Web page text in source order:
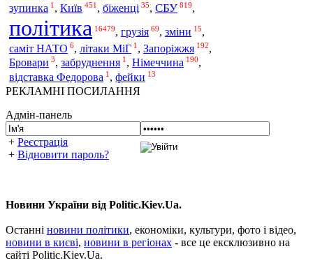
зупинка 1 , Київ 451 , біженці 35, СБУ 819,
політика 16479, грузія 69, зміни 15,
саміт НАТО 6, літаки МіГ 1 , Запоріжжя 192,
Бровари 3, забруднення 1, Німеччина 190,
відставка Федорова 1 , фейки 13
РЕКЛАМНІ ПОСИЛАННЯ
Адмін-панель
+ Реєстрація
+ Відновити пароль?
Новини України від Politic.Kiev.Ua.
Останні новини політики, економіки, культури, фото і відео,
новини в києві, новини в регіонах - все це ексклюзивно на
сайті Politic.Kiev.Ua.